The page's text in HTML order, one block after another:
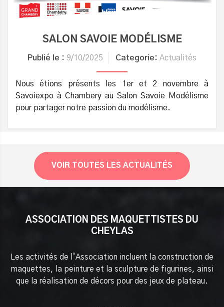
SALON SAVOIE MODÉLISME
Publié le : 9/10/2025 Categorie: Actualités
Nous étions présents les 1er et 2 novembre à
Savoiexpo à Chambery au Salon Savoie Modélisme
pour partager notre passion du modélisme.
VOIR TOUTES LES ACTUALITÉS
ASSOCIATION DES MAQUETTISTES DU
CHEYLAS
Les activités de l’Association incluent la construction de
maquettes, la peinture et la sculpture de figurines, ainsi
que la réalisation de décors pour des jeux de plateau.